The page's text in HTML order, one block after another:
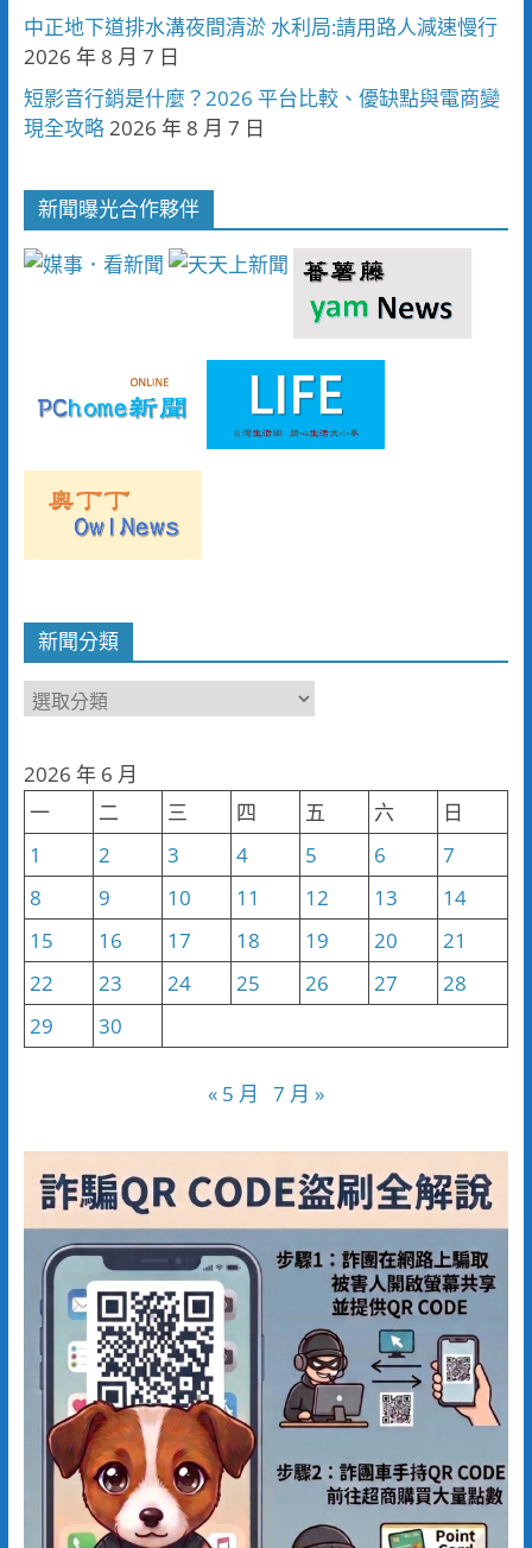
中正地下道排水溝夜間清淤 水利局:請用路人減速慢行
2026 年 8 月 7 日
短影音行銷是什麼？2026 平台比較、優缺點與電商變
現全攻略2026 年 8 月 7 日
新聞曝光合作夥伴
新聞分類
新
類
2026 年 6 月
一
二 三 四 五 六
日
1
2 3 4 5 6
7
8
9 10 11 12 13
14
15
16 17 18 19 20
21
22
23 24 25 26 27
28
29
30
« 5 月 7 月 »